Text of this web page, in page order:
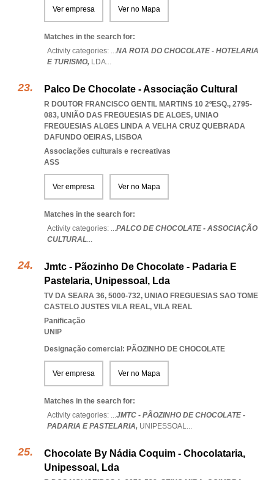
Ver empresa Ver no Mapa
Matches in the search for:
Activity categories: ...NA ROTA DO CHOCOLATE - HOTELARIA
E TURISMO, LDA...
Palco De Chocolate - Associação Cultural
R DOUTOR FRANCISCO GENTIL MARTINS 10 2ºESQ., 2795-
083, UNIÃO DAS FREGUESIAS DE ALGES, UNIAO
FREGUESIAS ALGES LINDA A VELHA CRUZ QUEBRADA
DAFUNDO OEIRAS, LISBOA
Associações culturais e recreativas
ASS
Ver empresa Ver no Mapa
Matches in the search for:
Activity categories: ...PALCO DE CHOCOLATE - ASSOCIAÇÃO
CULTURAL...
Jmtc - Pãozinho De Chocolate - Padaria E
Pastelaria, Unipessoal, Lda
TV DA SEARA 36, 5000-732, UNIAO FREGUESIAS SAO TOME
CASTELO JUSTES VILA REAL, VILA REAL
Panificação
UNIP
Designação comercial: PÃOZINHO DE CHOCOLATE
Ver empresa Ver no Mapa
Matches in the search for:
Activity categories: ...JMTC - PÃOZINHO DE CHOCOLATE -
PADARIA E PASTELARIA, UNIPESSOAL...
Chocolate By Nádia Coquim - Chocolataria,
Unipessoal, Lda